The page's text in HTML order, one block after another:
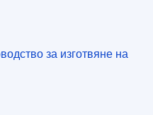
за изготвяне на